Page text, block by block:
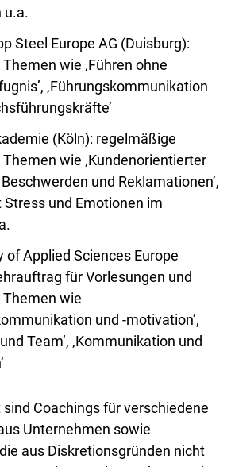
u.a.
Steel Europe AG (Duisburg):
wie ‚Führen ohne
‚Führungskommunikation
(Köln): regelmäßige
wie ‚Kundenorientierter
und Reklamationen’,
Stress und Emotionen im
of Applied Sciences Europe
für Vorlesungen und
wie
und -motivation’,
Team’, ‚Kommunikation und
Coachings für verschiedene
Unternehmen sowie
aus Diskretionsgründen nicht